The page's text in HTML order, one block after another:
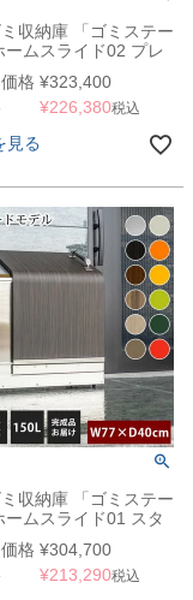
収納庫 「ゴミステー
ームスライド02 プレ
ル オールステンレス
SG）
格 ¥323,400
¥226,380税込
見る
収納庫 「ゴミステー
ームスライド01 スタ
デル オールステンレ
（SG）
格 ¥304,700
¥213,290税込